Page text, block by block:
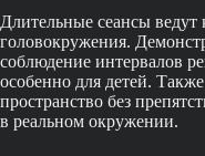
Длительные сеансы
головокружения.
соблюдение интервалов
особенно для детей.
пространство без
в реальном окружении.